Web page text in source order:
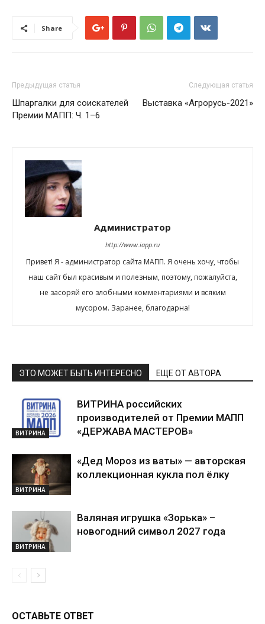
Share
Предыдущая статья
Шпаргалки для соискателей
Премии МАПП: Ч. 1–6
Следующая статья
Выставка «Агрорусь-2021»
Администратор
http://www.iapp.ru
Привет! Я - администратор сайта МАПП. Я очень хочу, чтобы
наш сайт был красивым и полезным, поэтому, пожалуйста,
не засоряй его злобными комментариями и всяким
мусором. Заранее, благодарна!
ЭТО МОЖЕТ БЫТЬ ИНТЕРЕСНО ЕЩЕ ОТ АВТОРА
ВИТРИНА
ВИТРИНА российских
производителей от Премии МАПП
«ДЕРЖАВА МАСТЕРОВ»
ВИТРИНА
«Дед Мороз из ваты» — авторская
коллекционная кукла пол ёлку
ВИТРИНА
Валяная игрушка «Зорька» –
новогодний символ 2027 года
ОСТАВЬТЕ ОТВЕТ